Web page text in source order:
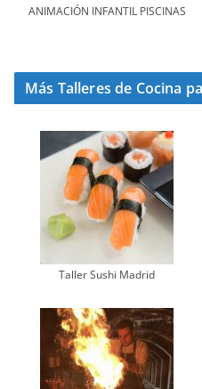
ANIMACIÓN INFANTIL PISCINAS
Más Talleres de Cocina
Taller Sushi Madrid